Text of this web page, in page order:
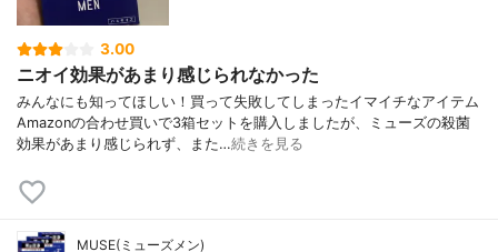
3.00
ニオイ効果があまり感じられなかった
みんなにも知ってほしい！買って失敗してしまったイマイチなアイテム
Amazonの合わせ買いで3箱セットを購入しましたが、ミューズの殺菌
効果があまり感じられず、また…続きを見る
MUSE(ミューズメン)